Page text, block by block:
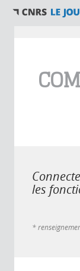
les
*